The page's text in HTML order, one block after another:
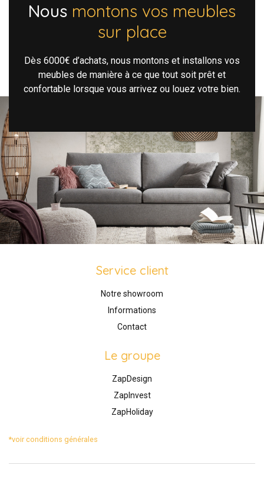
Nous montons vos meubles
sur place
Dès 6000€ d’achats, nous montons et installons vos
meubles de manière à ce que tout soit prêt et
confortable lorsque vous arrivez ou louez votre bien.
Service client
Notre showroom
Informations
Contact
Le groupe
ZapDesign
ZapInvest
ZapHoliday
*voir conditions générales